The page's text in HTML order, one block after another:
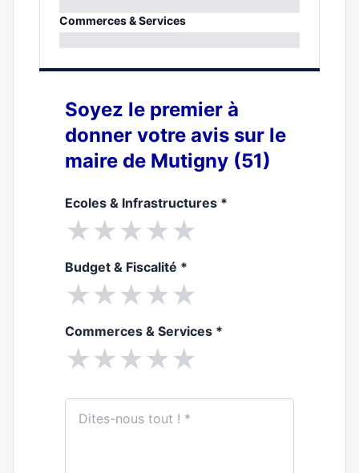
0%
Commerces & Services
Soyez le premier à
donner votre avis sur le
maire de Mutigny (51)
Ecoles & Infrastructures *
★★★★★
Budget & Fiscalité *
★★★★★
Commerces & Services *
★★★★★